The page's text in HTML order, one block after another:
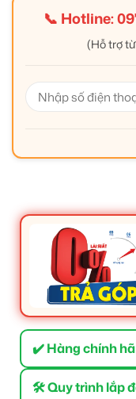
📞 Hotline:
(Hỗ trợ từ
✔️ Hàng chính
🛠 Quy trình lắp